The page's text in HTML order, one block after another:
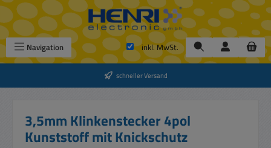
Zum Hauptinhalt springen
Navigation inkl. MwSt.
schneller Versand
3,5mm Klinkenstecker 4pol
Kunststoff mit Knickschutz